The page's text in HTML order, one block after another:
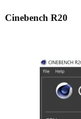
Cinebench R20